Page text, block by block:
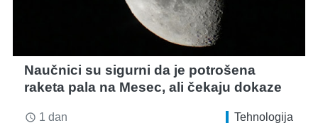
Naučnici su sigurni da je potrošena
raketa pala na Mesec, ali čekaju dokaze
access_time 1 dan Tehnologija